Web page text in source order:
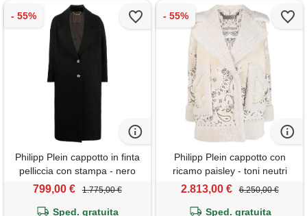
Philipp Plein cappotto in finta
pelliccia con stampa - nero
799,00 € 1.775,00 €
Sped. gratuita
Philipp Plein cappotto con
ricamo paisley - toni neutri
2.813,00 € 6.250,00 €
Sped. gratuita